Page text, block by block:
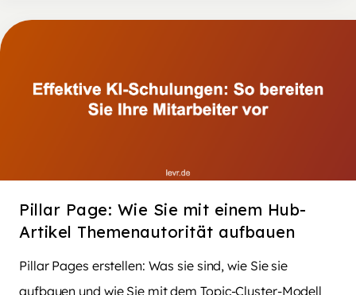
Pillar Page: Wie Sie mit einem Hub-
Artikel Themenautorität aufbauen
Pillar Pages erstellen: Was sie sind, wie Sie sie
aufbauen und wie Sie mit dem Topic-Cluster-Modell